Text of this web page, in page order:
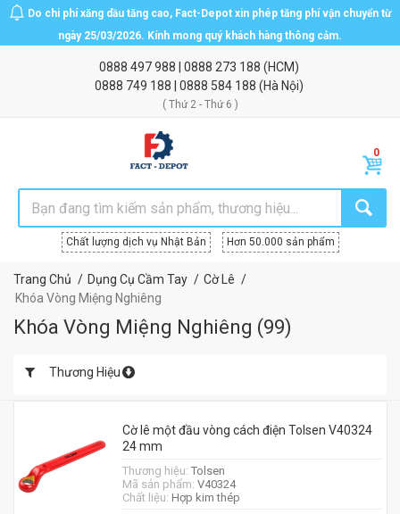
Do chi phí xăng dầu tăng cao, Fact-Depot xin phép tăng phí vận chuyển từ
ngày 25/03/2026. Kính mong quý khách hàng thông cảm.
0888 497 988 0888 273 188 (HCM)
0888 749 188
0888 584 188 (Hà Nội)
( Thứ 2 - Thứ 6 )
Chất lượng dịch vụ Nhật Bản Hơn 50.000 sản phẩm
Trang Chủ Dụng Cụ Cầm Tay
Cờ Lê
Khóa Vòng Miệng Nghiêng
Khóa Vòng Miệng Nghiêng (99)
Thương Hiệu
Cờ lê một đầu vòng cách điện Tolsen V40324
24 mm
Thương hiệu: Tolsen
Mã sản phẩm: V40324
Chất liệu: Hợp kim thép